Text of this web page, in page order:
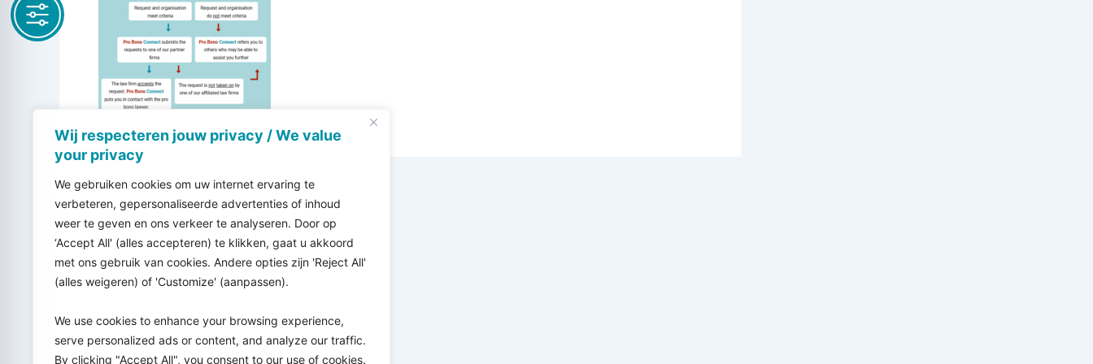
Wij respecteren jouw privacy / We value
your privacy
We gebruiken cookies om uw internet ervaring te
verbeteren, gepersonaliseerde advertenties of inhoud
weer te geven en ons verkeer te analyseren. Door op
‘Accept All' (alles accepteren) te klikken, gaat u akkoord
met ons gebruik van cookies. Andere opties zijn 'Reject All'
(alles weigeren) of 'Customize' (aanpassen).
We use cookies to enhance your browsing experience,
serve personalized ads or content, and analyze our traffic.
By clicking "Accept All", you consent to our use of cookies.